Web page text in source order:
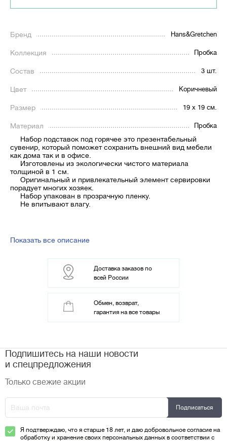
Бренд Hans&Gretchen
Коллекция Пробка
Состав 3 шт.
Цвет Коричневый
Размер 19 х 19 см.
Материал Пробка
Набор подставок под горячее это презентабельный
сувенир, который поможет сохранить внешний вид мебели
как дома так и в офисе.
Изготовлены из экологически чистого материала
толщиной в 1 см.
Оригинальный и привлекательный элемент сервировки
порадует многих хозяек.
Набор упакован в прозрачную пленку.
Не впитывают влагу.
Показать все описание
Доставка заказов по
всей России
Обмен, возврат,
гарантия на все товары
Подпишитесь на наши новости
и спецпредложения
Только свежие акции
Я подтверждаю, что я старше 18 лет, и даю добровольное согласие на
обработку и хранение своих персональных данных в соответствии с